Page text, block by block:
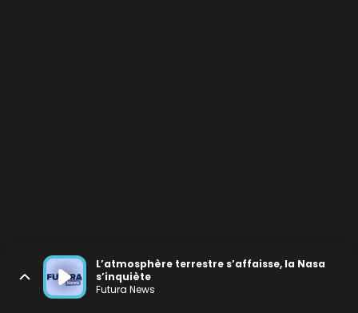
L’atmosphère terrestre s’affaisse, la Nasa
s’inquiète
Futura News